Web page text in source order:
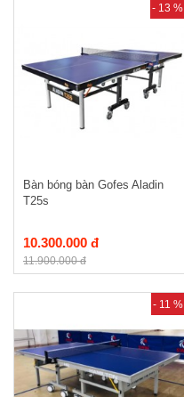
- 13 %
Bàn bóng bàn Gofes Aladin
T25s
10.300.000 đ
11.900.000 đ
- 11 %